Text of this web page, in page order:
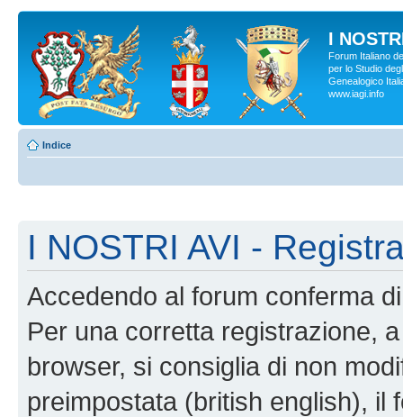
I
Forum Italiano
per lo Studio
Genealogico
www.iagi.info
Indice
I NOSTRI AVI -
Accedendo al forum conferma
Per una corretta registrazione,
browser, si consiglia di non
preimpostata (british english), il